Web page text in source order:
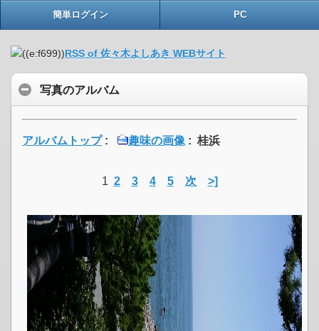
簡単ログイン PC
RSS of 佐々木よしあき WEBサイト
写真のアルバム
アルバムトップ: 趣味の画像 : 桂浜
1 2 3 4 5 次 >]